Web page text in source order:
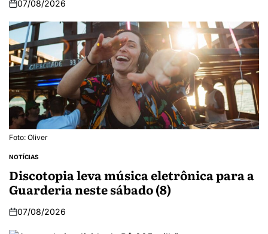
07/08/2026
Foto: Oliver
NOTÍCIAS
Discotopia leva música eletrônica para a
Guarderia neste sábado (8)
07/08/2026